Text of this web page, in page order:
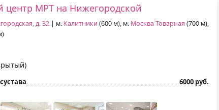
центр МРТ на Нижегородской
д. 32 | м. Калитники (600 м), м. Москва Товарная (700 м),
6000 руб.